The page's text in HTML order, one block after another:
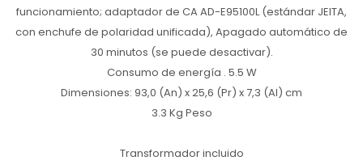
funcionamiento; adaptador de CA AD-E95100L (estándar JEITA,
con enchufe de polaridad unificada), Apagado automático de
30 minutos (se puede desactivar).
Consumo de energía . 5.5 W
Dimensiones: 93,0 (An) x 25,6 (Pr) x 7,3 (Al) cm
3.3 Kg Peso
Transformador incluido